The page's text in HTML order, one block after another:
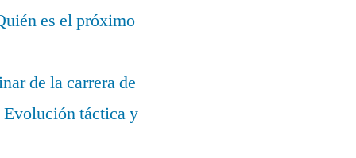
es el próximo
de la carrera de
táctica y